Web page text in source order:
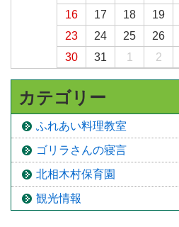
16
17 18 19
23
24 25 26
30
31 1 2
カテゴリー
ふれあい料理教室
ゴリラさんの寝言
北相木村保育園
観光情報